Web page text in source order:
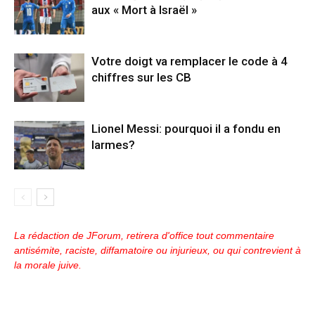
aux « Mort à Israël »
Votre doigt va remplacer le code à 4
chiffres sur les CB
Lionel Messi: pourquoi il a fondu en
larmes?
La rédaction de JForum, retirera d'office tout commentaire
antisémite, raciste, diffamatoire ou injurieux, ou qui contrevient à
la morale juive.